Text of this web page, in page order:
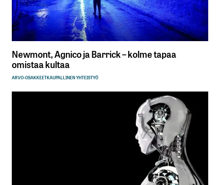
Newmont, Agnico ja Barrick – kolme tapaa
omistaa kultaa
ARVO-OSAKKEETKAUPALLINEN YHTEISTYÖ